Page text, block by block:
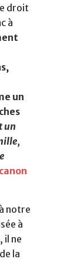
droit
à
un
un
canon
notre
à
il ne
la